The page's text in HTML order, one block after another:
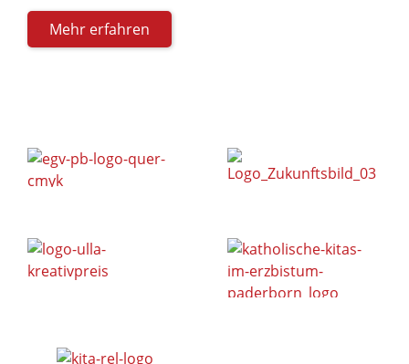
Mehr erfahren